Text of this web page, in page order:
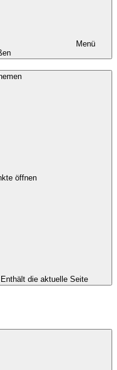
Menü
öffnen
Enthält die aktuelle Seite